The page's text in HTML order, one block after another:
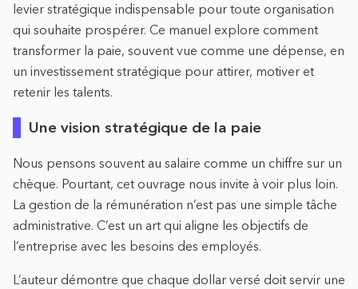
levier stratégique indispensable pour toute organisation
qui souhaite prospérer. Ce manuel explore comment
transformer la paie, souvent vue comme une dépense, en
un investissement stratégique pour attirer, motiver et
retenir les talents.
Une vision stratégique de la paie
Nous pensons souvent au salaire comme un chiffre sur un
chèque. Pourtant, cet ouvrage nous invite à voir plus loin.
La gestion de la rémunération n’est pas une simple tâche
administrative. C’est un art qui aligne les objectifs de
l’entreprise avec les besoins des employés.
L’auteur démontre que chaque dollar versé doit servir une